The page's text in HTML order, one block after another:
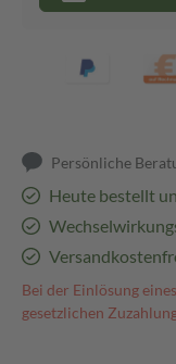
Persönliche
Heute bestellt
Bei der Einlösung
gesetzlichen